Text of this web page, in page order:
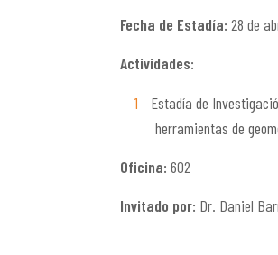
Fecha de Estadía: 28 de
Actividades:
Estadía de
herramientas de
Oficina: 602
Invitado por: Dr. Daniel